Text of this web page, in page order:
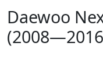
Daewoo